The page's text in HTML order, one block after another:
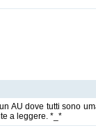
AU dove tutti sono
a leggere. *_*